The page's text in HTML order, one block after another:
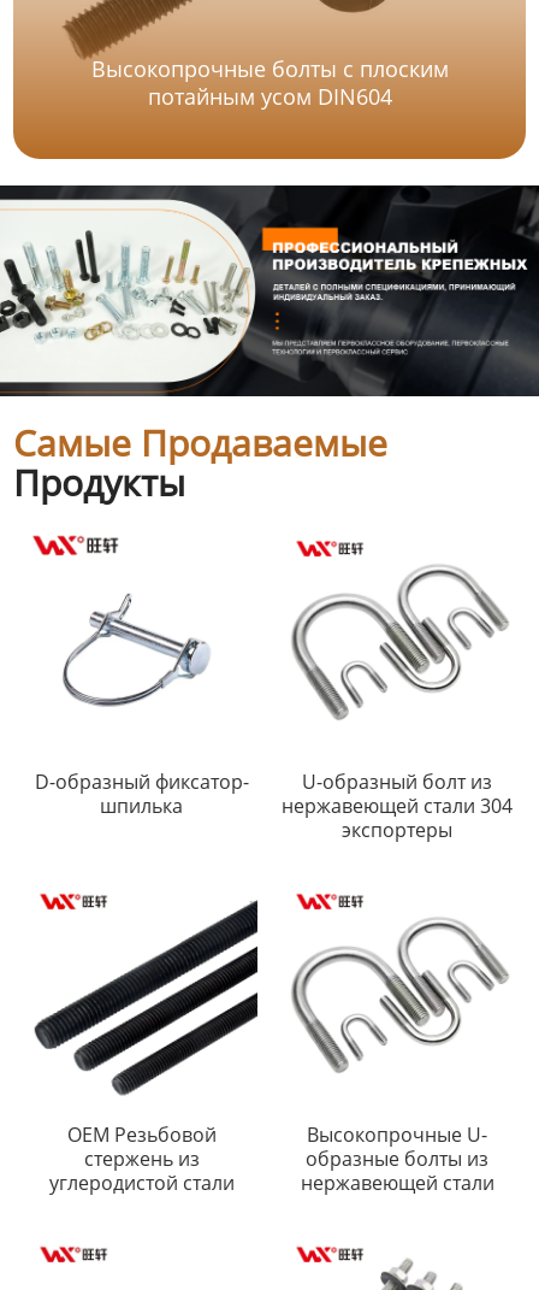
Высокопрочные болты с плоским
потайным усом DIN604
Самые Продаваемые
Продукты
D-образный фиксатор-
шпилька
U-образный болт из
нержавеющей стали 304
экспортеры
OEM Резьбовой
стержень из
углеродистой стали
Высокопрочные U-
образные болты из
нержавеющей стали